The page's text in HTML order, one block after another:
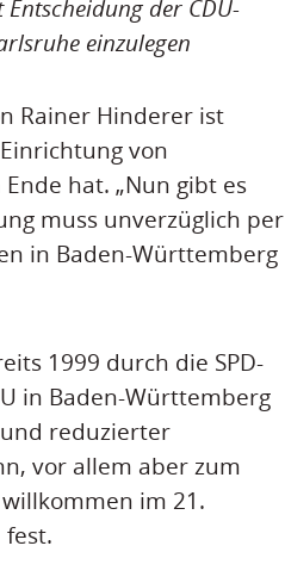
der CDU-
einzulegen
Rainer Hinderer ist
von
hat. „Nun gibt es
muss unverzüglich per
in Baden-Württemberg
1999 durch die SPD-
in Baden-Württemberg
reduzierter
vor allem aber zum
im 21.
fest.